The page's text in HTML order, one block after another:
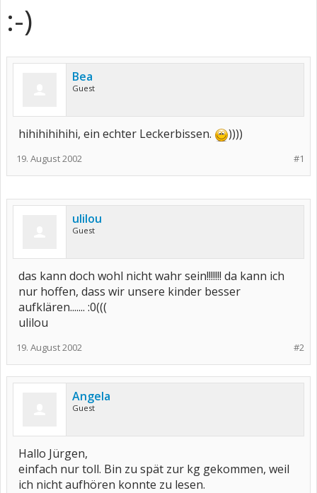
:-)
Bea
Guest
hihihihihihi, ein echter Leckerbissen. ))))
#1
19. August 2002
ulilou
Guest
das kann doch wohl nicht wahr sein!!!!!!! da kann ich
nur hoffen, dass wir unsere kinder besser
aufklären....... :0(((
ulilou
#2
19. August 2002
Angela
Guest
Hallo Jürgen,
einfach nur toll. Bin zu spät zur kg gekommen, weil
ich nicht aufhören konnte zu lesen.